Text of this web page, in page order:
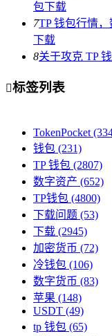
包下载
7TP 钱包行情
下载
8关于攻克 TP
标签列表
TokenPocket
钱包 (231)
TP 钱包 (2807)
数字资产 (652)
TP钱包 (4800)
下载问题 (53)
下载 (2945)
加密货币 (72)
冷钱包 (106)
数字货币 (83)
苹果 (148)
USDT (49)
tp 钱包 (65)